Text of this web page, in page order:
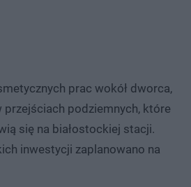
prac wokół dworca,
przejściach podziemnych, które
się na białostockiej stacji.
inwestycji zaplanowano na